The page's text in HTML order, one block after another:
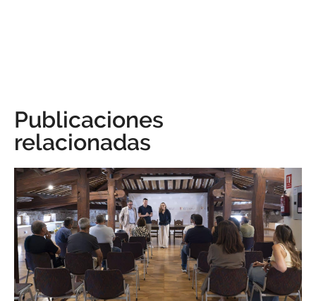
Publicaciones
relacionadas